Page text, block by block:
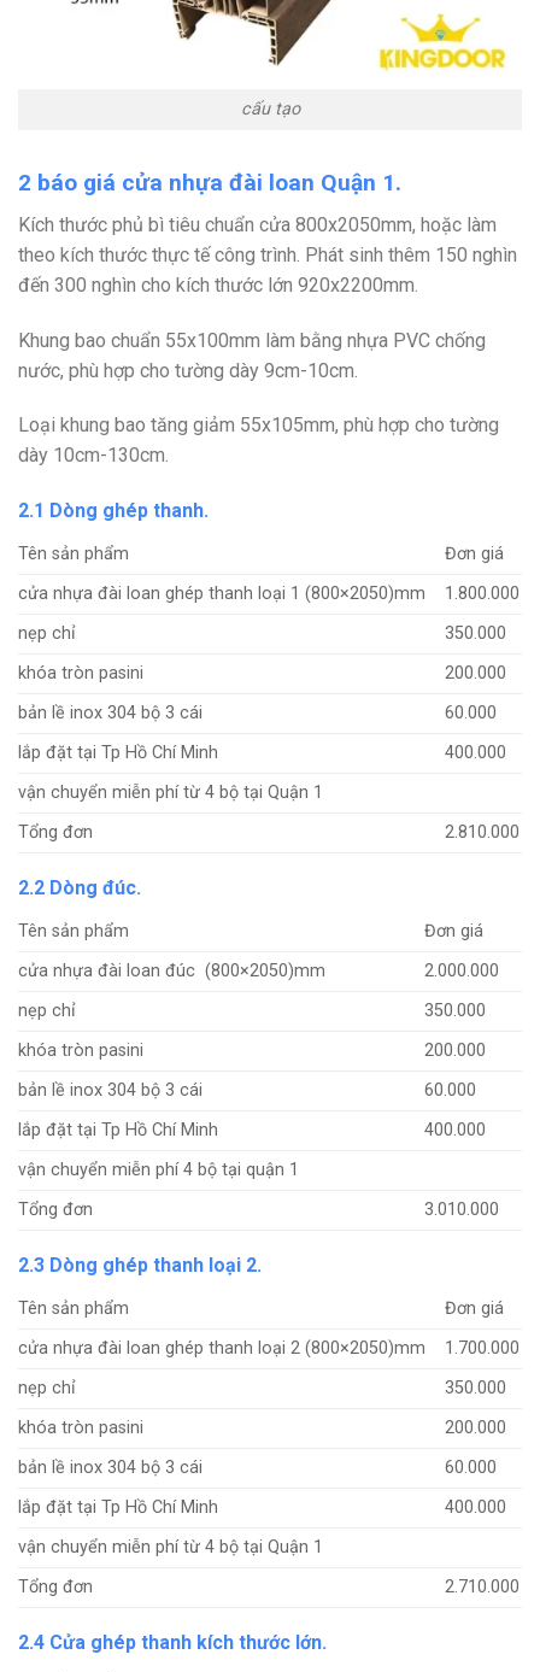
cấu tạo
2 báo giá cửa nhựa đài loan Quận 1.
Kích thước phủ bì tiêu chuẩn cửa 800x2050mm, hoặc làm
theo kích thước thực tế công trình. Phát sinh thêm 150 nghìn
đến 300 nghìn cho kích thước lớn 920x2200mm.
Khung bao chuẩn 55x100mm làm bằng nhựa PVC chống
nước, phù hợp cho tường dày 9cm-10cm.
Loại khung bao tăng giảm 55x105mm, phù hợp cho tường
dày 10cm-130cm.
2.1 Dòng ghép thanh.
Tên sản phẩm
Đơn giá
cửa nhựa đài loan ghép thanh loại 1 (800×2050)mm
1.800.000
nẹp chỉ
350.000
khóa tròn pasini
200.000
bản lề inox 304 bộ 3 cái
60.000
lắp đặt tại Tp Hồ Chí Minh
400.000
vận chuyển miễn phí từ 4 bộ tại Quận 1
Tổng đơn
2.810.000
2.2 Dòng đúc.
Tên sản phẩm
Đơn giá
cửa nhựa đài loan đúc (800×2050)mm
2.000.000
nẹp chỉ
350.000
khóa tròn pasini
200.000
bản lề inox 304 bộ 3 cái
60.000
lắp đặt tại Tp Hồ Chí Minh
400.000
vận chuyển miễn phí 4 bộ tại quận 1
Tổng đơn
3.010.000
2.3 Dòng ghép thanh loại 2.
Tên sản phẩm
Đơn giá
cửa nhựa đài loan ghép thanh loại 2 (800×2050)mm
1.700.000
nẹp chỉ
350.000
khóa tròn pasini
200.000
bản lề inox 304 bộ 3 cái
60.000
lắp đặt tại Tp Hồ Chí Minh
400.000
vận chuyển miễn phí từ 4 bộ tại Quận 1
Tổng đơn
2.710.000
2.4 Cửa ghép thanh kích thước lớn.